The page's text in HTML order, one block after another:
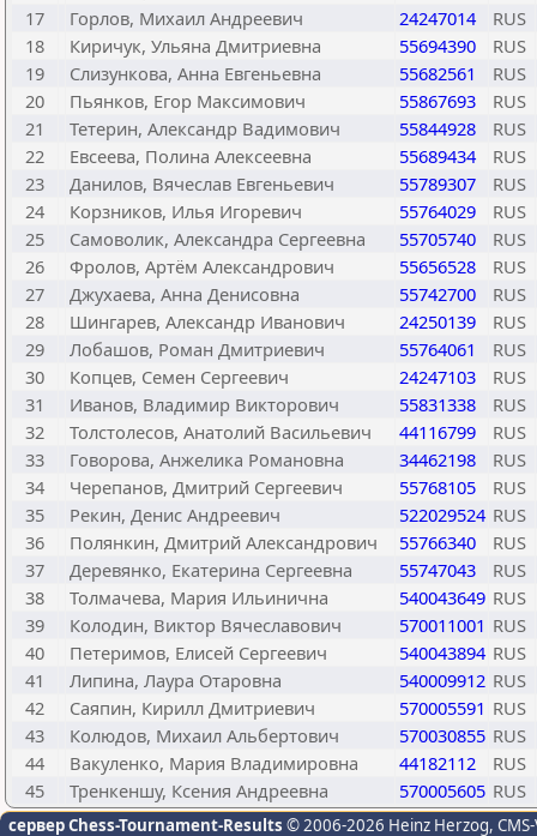
17
Горлов, Михаил Андреевич 24247014
RUS
18
Киричук, Ульяна Дмитриевна 55694390
RUS
19
Слизункова, Анна Евгеньевна 55682561
RUS
20
Пьянков, Егор Максимович 55867693
RUS
21
Тетерин, Александр Вадимович 55844928
RUS
22
Евсеева, Полина Алексеевна 55689434
RUS
23
Данилов, Вячеслав Евгеньевич 55789307
RUS
24
Корзников, Илья Игоревич 55764029
RUS
25
Самоволик, Александра Сергеевна 55705740
RUS
26
Фролов, Артём Александрович 55656528
RUS
27
Джухаева, Анна Денисовна 55742700
RUS
28
Шингарев, Александр Иванович 24250139
RUS
29
Лобашов, Роман Дмитриевич 55764061
RUS
30
Копцев, Семен Сергеевич 24247103
RUS
31
Иванов, Владимир Викторович 55831338
RUS
32
Толстолесов, Анатолий Васильевич 44116799
RUS
33
Говорова, Анжелика Романовна 34462198
RUS
34
Черепанов, Дмитрий Сергеевич 55768105
RUS
35
Рекин, Денис Андреевич 522029524 RUS
36
Полянкин, Дмитрий Александрович 55766340
RUS
37
Деревянко, Екатерина Сергеевна 55747043
RUS
38
Толмачева, Мария Ильинична 540043649 RUS
39
Колодин, Виктор Вячеславович 570011001 RUS
40
Петеримов, Елисей Сергеевич 540043894 RUS
41
Липина, Лаура Отаровна 540009912 RUS
42
Саяпин, Кирилл Дмитриевич 570005591 RUS
43
Колюдов, Михаил Альбертович 570030855 RUS
44
Вакуленко, Мария Владимировна 44182112
RUS
45
Тренкеншу, Ксения Андреевна 570005605 RUS
сервер Chess-Tournament-Results © 2006-2026 Heinz Herzog,